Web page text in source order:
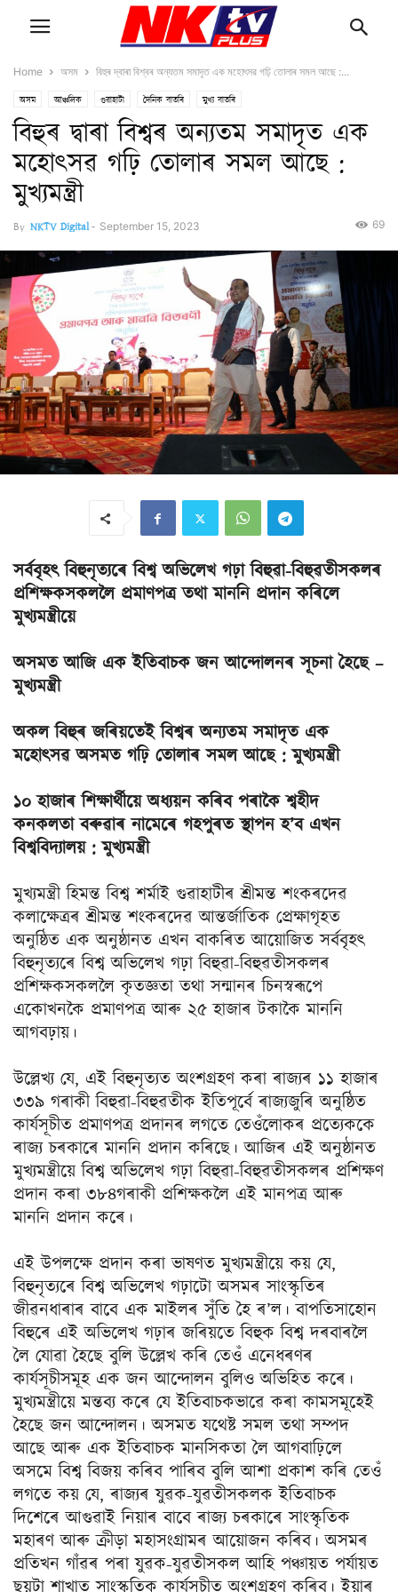
Home অসম বিহুৰ দ্বাৰা বিশ্বৰ অন্যতম সমাদৃত এক মহোৎসৱ গঢ়ি তোলাৰ সমল আছে :...
অসম আঞ্চলিক গুৱাহাটী দৈনিক বাতৰি মুখ্য বাতৰি
বিহুৰ দ্বাৰা বিশ্বৰ অন্যতম সমাদৃত এক
মহোৎসৱ গঢ়ি তোলাৰ সমল আছে :
মুখ্যমন্ত্রী
By NKTV Digital- September 15, 2023 69
সৰ্ববৃহৎ বিহুনৃত্যৰে বিশ্ব অভিলেখ গঢ়া বিহুৱা-বিহুৱতীসকলৰ
প্ৰশিক্ষকসকললৈ প্ৰমাণপত্ৰ তথা মাননি প্ৰদান কৰিলে
মুখ্যমন্ত্রীয়ে
অসমত আজি এক ইতিবাচক জন আন্দোলনৰ সূচনা হৈছে –
মুখ্যমন্ত্ৰী
অকল বিহুৰ জৰিয়তেই বিশ্বৰ অন্যতম সমাদৃত এক
মহোৎসৱ অসমত গঢ়ি তোলাৰ সমল আছে : মুখ্যমন্ত্রী
১০ হাজাৰ শিক্ষাৰ্থীয়ে অধ্যয়ন কৰিব পৰাকৈ শ্বহীদ
কনকলতা বৰুৱাৰ নামেৰে গহপুৰত স্থাপন হ’ব এখন
বিশ্ববিদ্যালয় : মুখ্যমন্ত্রী
মুখ্যমন্ত্ৰী হিমন্ত বিশ্ব শৰ্মাই গুৱাহাটীৰ শ্ৰীমন্ত শংকৰদেৱ
কলাক্ষেত্ৰৰ শ্ৰীমন্ত শংকৰদেৱ আন্তর্জাতিক প্রেক্ষাগৃহত
অনুষ্ঠিত এক অনুষ্ঠানত এখন বাকৰিত আয়োজিত সৰ্ববৃহৎ
বিহুনৃত্যৰে বিশ্ব অভিলেখ গঢ়া বিহুৱা-বিহুৱতীসকলৰ
প্ৰশিক্ষকসকললৈ কৃতজ্ঞতা তথা সন্মানৰ চিনস্বৰূপে
একোখনকৈ প্ৰমাণপত্ৰ আৰু ২৫ হাজাৰ টকাকৈ মাননি
আগবঢ়ায়।
উল্লেখ্য যে, এই বিহুনৃত্যত অংশগ্ৰহণ কৰা ৰাজ্যৰ ১১ হাজাৰ
৩৩৯ গৰাকী বিহুৱা-বিহুৱতীক ইতিপূৰ্বে ৰাজ্যজুৰি অনুষ্ঠিত
কাৰ্যসূচীত প্ৰমাণপত্ৰ প্ৰদানৰ লগতে তেওঁলোকৰ প্রত্যেককে
ৰাজ্য চৰকাৰে মাননি প্ৰদান কৰিছে। আজিৰ এই অনুষ্ঠানত
মুখ্যমন্ত্রীয়ে বিশ্ব অভিলেখ গঢ়া বিহুৱা-বিহুৱতীসকলৰ প্ৰশিক্ষণ
প্ৰদান কৰা ৩৮৪গৰাকী প্ৰশিক্ষকলৈ এই মানপত্ৰ আৰু
মাননি প্ৰদান কৰে।
এই উপলক্ষে প্ৰদান কৰা ভাষণত মুখ্যমন্ত্ৰীয়ে কয় যে,
বিহুনৃত্যৰে বিশ্ব অভিলেখ গঢ়াটো অসমৰ সাংস্কৃতিৰ
জীৱনধাৰাৰ বাবে এক মাইলৰ সুঁতি হৈ ৰ’ল। বাপতিসাহোন
বিহুৰে এই অভিলেখ গঢ়াৰ জৰিয়তে বিহুক বিশ্ব দৰবাৰলৈ
লৈ যোৱা হৈছে বুলি উল্লেখ কৰি তেওঁ এনেধৰণৰ
কাৰ্যসূচীসমূহ এক জন আন্দোলন বুলিও অভিহিত কৰে।
মুখ্যমন্ত্ৰীয়ে মন্তব্য কৰে যে ইতিবাচকভাৱে কৰা কামসমূহেই
হৈছে জন আন্দোলন। অসমত যথেষ্ট সমল তথা সম্পদ
আছে আৰু এক ইতিবাচক মানসিকতা লৈ আগবাঢ়িলে
অসমে বিশ্ব বিজয় কৰিব পাৰিব বুলি আশা প্রকাশ কৰি তেওঁ
লগতে কয় যে, ৰাজ্যৰ যুৱক-যুৱতীসকলক ইতিবাচক
দিশেৰে আগুৱাই নিয়াৰ বাবে ৰাজ্য চৰকাৰে সাংস্কৃতিক
মহাৰণ আৰু ক্ৰীড়া মহাসংগ্ৰামৰ আয়োজন কৰিব। অসমৰ
প্ৰতিখন গাঁৱৰ পৰা যুৱক-যুৱতীসকল আহি পঞ্চায়ত পৰ্যায়ত